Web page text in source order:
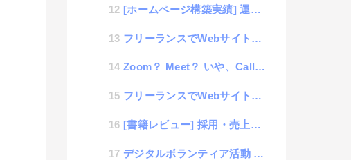
[ホームページ構築実績] 運用0円で作ったホームページの話
フリーランスでWebサイト制作を目指す学習 #7 「中級編 : CSSのセレクタ」
Zoom？ Meet？ いや、CallMyntでしょ！
フリーランスでWebサイト制作を目指す学習 #6 「中級編 : HTMLのタグの深掘り」
[書籍レビュー] 採用・売上を良くしたければ本を書きなさい
デジタルボランティア活動 制作者編